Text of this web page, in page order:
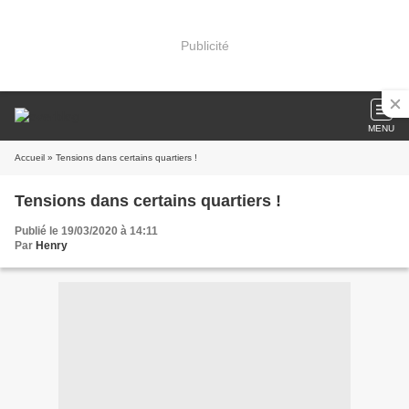
Publicité
MENU
Accueil » Tensions dans certains quartiers !
Tensions dans certains quartiers !
Publié le 19/03/2020 à 14:11
Par Henry